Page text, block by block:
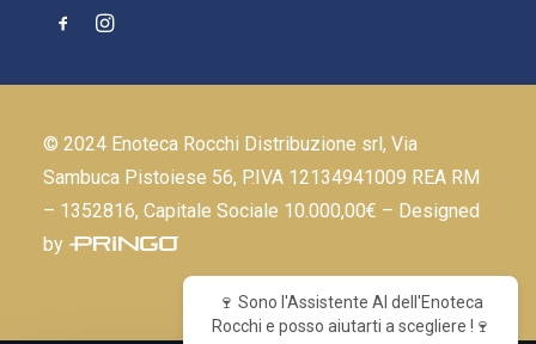
© 2024 Enoteca Rocchi Distribuzione srl, Via
Sambuca Pistoiese 56, P.IVA 12134941009 REA RM
– 1352816, Capitale Sociale 10.000,00€ – Designed
by
🍷 Sono l'Assistente AI dell'Enoteca
Rocchi e posso aiutarti a scegliere !🍷